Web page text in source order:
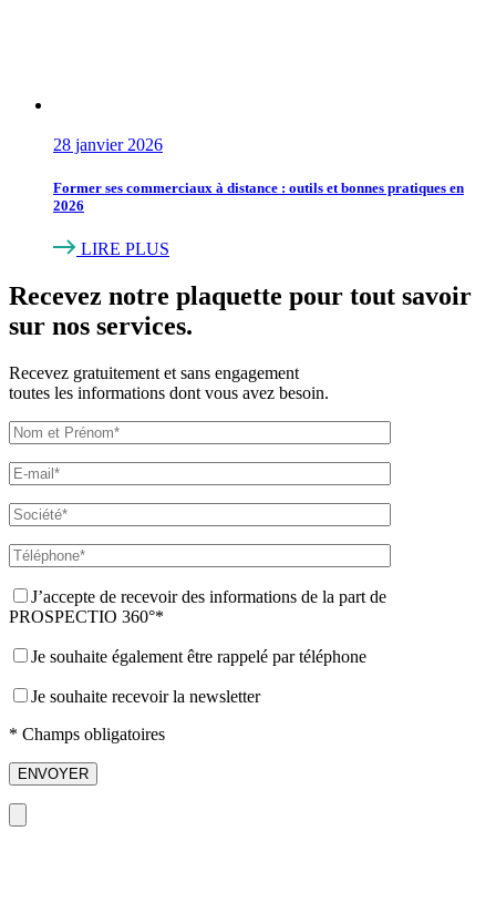
28 janvier 2026
Former ses commerciaux à distance : outils et bonnes pratiques en
2026
LIRE PLUS
Recevez notre plaquette pour tout savoir
sur nos services.
Recevez gratuitement et sans engagement
toutes les informations dont vous avez besoin.
J’accepte de recevoir des informations de la part de
PROSPECTIO 360°*
Je souhaite également être rappelé par téléphone
Je souhaite recevoir la newsletter
* Champs obligatoires
ENVOYER